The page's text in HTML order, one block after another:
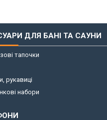
ДЛЯ БАНІ ТА САУНИ
тапочки
рукавиці
набори